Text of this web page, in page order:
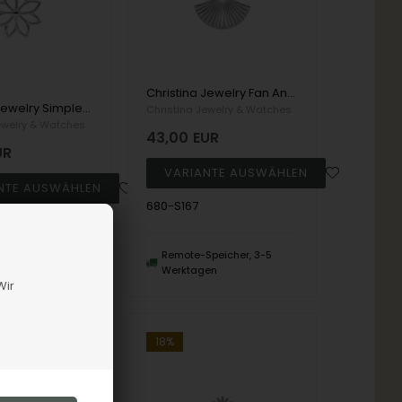
Christina Jewelry Simple Flower Anhänger, model 680-S168
Christina Jewelry Fan Anhänger, model 680-S167
43,00 EUR
680-S167
Remote-Speicher, 3-5
Werktagen
18%